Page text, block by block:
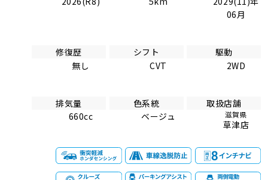
06月
修復歴
無し
シフト
CVT
駆動
2WD
排気量
660cc
色系統
ベージュ
取扱店舗
滋賀県
草津店